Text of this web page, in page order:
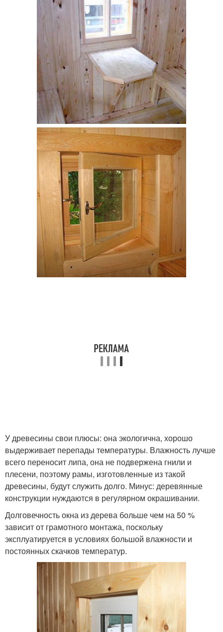
У древесины свои плюсы: она экологична, хорошо
выдерживает перепады температуры. Влажность лучше
всего переносит липа, она не подвержена гнили и
плесени, поэтому рамы, изготовленные из такой
древесины, будут служить долго. Минус: деревянные
конструкции нуждаются в регулярном окрашивании.
Долговечность окна из дерева больше чем на 50 %
зависит от грамотного монтажа, поскольку
эксплуатируется в условиях большой влажности и
постоянных скачков температур.